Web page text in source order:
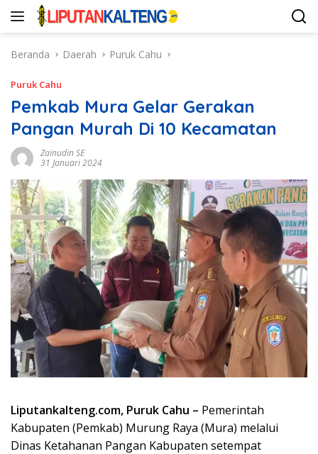
Langsung
Beranda
Daerah Puruk Cahu
Puruk Cahu
Pemkab Mura Gelar Gerakan
Pangan Murah Di 10 Kecamatan
Zainudin SE
31 Januari 2024
Liputankalteng.com, Puruk Cahu – Pemerintah
Kabupaten (Pemkab) Murung Raya (Mura) melalui
Dinas Ketahanan Pangan Kabupaten setempat